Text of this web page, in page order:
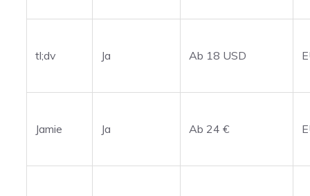
tl;dv Ja Ab 18 USD
Jamie Ja Ab 24 €